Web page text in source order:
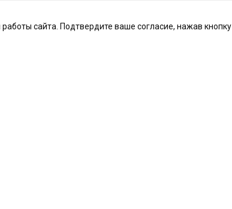
сайта. Подтвердите ваше согласие, нажав кнопку